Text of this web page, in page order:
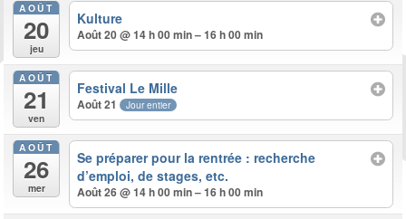
AOÛT
20
jeu
Kulture
Août 20 @ 14 h 00 min – 16 h 00 min
AOÛT
21
ven
Festival Le Mille
Août 21 Jour entier
AOÛT
26
mer
Se préparer pour la rentrée : recherche
d’emploi, de stages, etc.
Août 26 @ 14 h 00 min – 16 h 00 min